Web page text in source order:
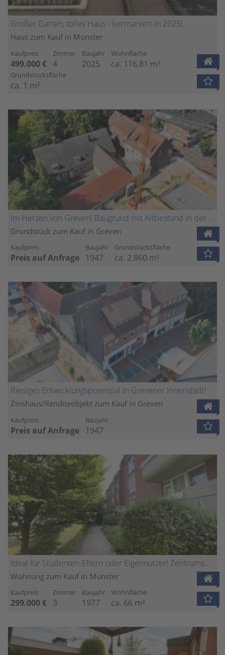
Großer Garten, tolles Haus - kernsaniert in 2025!
Haus zum Kauf in Münster
Kaufpreis
499.000 €
Zimmer
4
Baujahr
2025
Wohnfläche
ca. 116,81 m²
Grundstücksfläche
ca. 1 m²
Im Herzen von Greven! Baugrund mit Altbestand in der Innenstadt
Grundstück zum Kauf in Greven
Kaufpreis
Preis auf Anfrage
Baujahr
1947
Grundstücksfläche
ca. 2.860 m²
Riesiges Entwicklungspotenzial in Grevener Innenstadt!
Zinshaus/Renditeobjekt zum Kauf in Greven
Kaufpreis
Preis auf Anfrage
Baujahr
1947
Ideal für Studenten-Eltern oder Eigennutzer! Zentrumsnah und freigestellt!
Wohnung zum Kauf in Münster
Kaufpreis
299.000 €
Zimmer
3
Baujahr
1977
Wohnfläche
ca. 66 m²